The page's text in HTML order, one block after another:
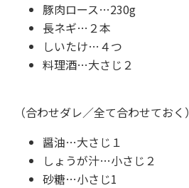
豚肉ロース…230g
長ネギ…２本
しいたけ…４つ
料理酒…大さじ２
（合わせダレ／全て合わせておく）
醤油…大さじ１
しょうが汁…小さじ２
砂糖…小さじ1